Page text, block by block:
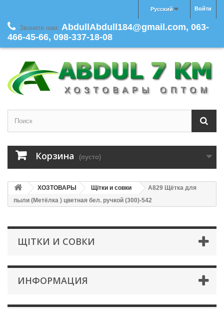
Войти
Русский
Звоните нам: AbdullAbdull184@gmail.com, 063-
466-45-66, 098-337-18-08
Корзина (пусто)
ХОЗТОВАРЫ Щітки и совки
A829 Щётка для
пыли (Метёлка ) цветная бел. ручкой (300)-542
ЩІТКИ И СОВКИ
ИНФОРМАЦИЯ